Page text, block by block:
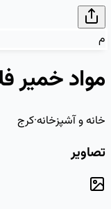
م
مواد خمیر
خانه و آشپزخانه·کرج
تصاویر